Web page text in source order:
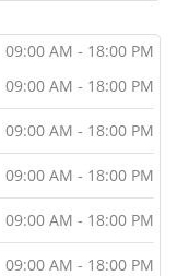
09:00 AM - 18:00 PM
09:00 AM - 18:00 PM
09:00 AM - 18:00 PM
09:00 AM - 18:00 PM
09:00 AM - 18:00 PM
09:00 AM - 18:00 PM